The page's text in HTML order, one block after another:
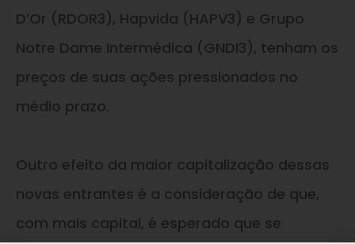
D’Or (RDOR3), Hapvida (HAPV3) e Grupo
Notre Dame Intermédica (GNDI3), tenham os
preços de suas ações pressionados no
médio prazo.
Outro efeito da maior capitalização dessas
novas entrantes é a consideração de que,
com mais capital, é esperado que se